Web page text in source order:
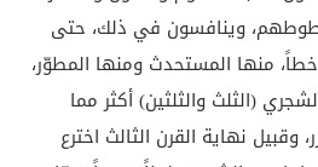
وينافسون في ذلك، حتى
منها المستحدث ومنها المطوّر،
(الثلث والثلثين) أكثر مما
وقبيل نهاية القرن الثالث اخترع